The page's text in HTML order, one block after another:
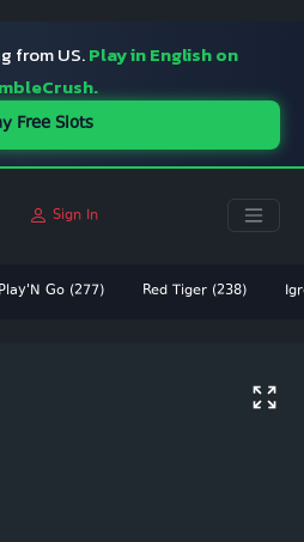
from US.Play in English on
Free Slots
Sign In
Play'N Go (277) Red Tiger (238)